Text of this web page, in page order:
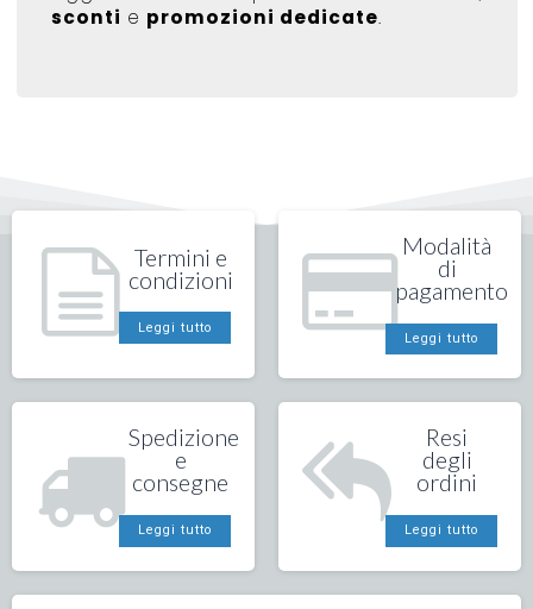
sconti e promozioni dedicate.
Termini e
condizioni
Leggi tutto
Modalità
di
pagamento
Leggi tutto
Spedizione
e
consegne
Leggi tutto
Resi
degli
ordini
Leggi tutto